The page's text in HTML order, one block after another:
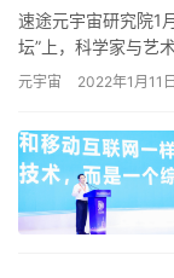
速途元宇宙研究院1
坛”上，科学家与艺
下的未来社会生态
元宇宙 2022年1月11日